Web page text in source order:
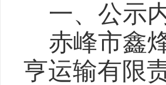
一、 公示
赤峰市鑫
亨运输有限